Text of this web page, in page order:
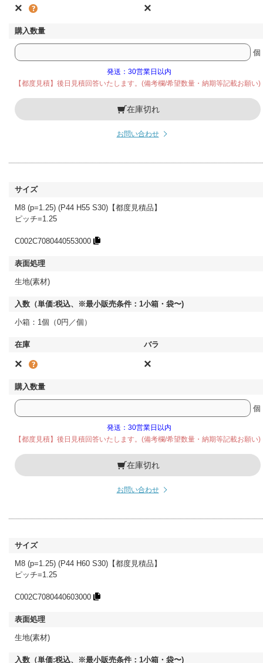
× ×
個
発送：30営業日以内
【都度見積】後日見積回答いたします。(備考欄/希望数量・納期等記載お願い)
在庫切れ
お問い合わせ
M8 (p=1.25) (P44 H55 S30)【都度見積品】
ピッチ=1.25
C002C7080440553000
生地(素材)
小箱：1個（0円／個）
× ×
個
発送：30営業日以内
【都度見積】後日見積回答いたします。(備考欄/希望数量・納期等記載お願い)
在庫切れ
お問い合わせ
M8 (p=1.25) (P44 H60 S30)【都度見積品】
ピッチ=1.25
C002C7080440603000
生地(素材)